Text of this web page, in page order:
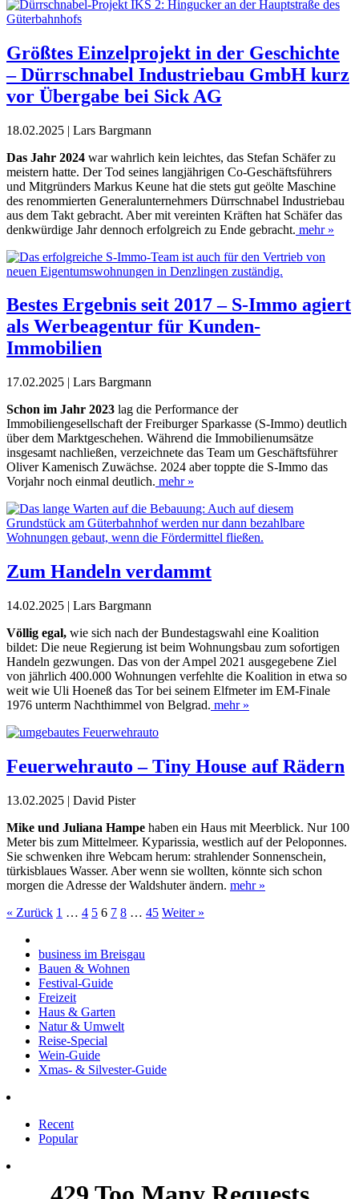
Größtes Einzelprojekt in der Geschichte
– Dürrschnabel Industriebau GmbH kurz
vor Übergabe bei Sick AG
18.02.2025 | Lars Bargmann
Das Jahr 2024 war wahrlich kein leichtes, das Stefan Schäfer zu
meistern hatte. Der Tod seines langjährigen Co-Geschäftsführers
und Mitgründers Markus Keune hat die stets gut geölte Maschine
des renommierten Generalunternehmers Dürrschnabel Industriebau
aus dem Takt gebracht. Aber mit vereinten Kräften hat Schäfer das
denkwürdige Jahr dennoch erfolgreich zu Ende gebracht. mehr »
Bestes Ergebnis seit 2017 – S-Immo agiert
als Werbeagentur für Kunden-
Immobilien
17.02.2025 | Lars Bargmann
Schon im Jahr 2023 lag die Performance der
Immobiliengesellschaft der Freiburger Sparkasse (S-Immo) deutlich
über dem Marktgeschehen. Während die Immobilienumsätze
insgesamt nachließen, verzeichnete das Team um Geschäftsführer
Oliver Kamenisch Zuwächse. 2024 aber toppte die S-Immo das
Vorjahr noch einmal deutlich. mehr »
Zum Handeln verdammt
14.02.2025 | Lars Bargmann
Völlig egal, wie sich nach der Bundestagswahl eine Koalition
bildet: Die neue Regierung ist beim Wohnungsbau zum sofortigen
Handeln gezwungen. Das von der Ampel 2021 ausgegebene Ziel
von jährlich 400.000 Wohnungen verfehlte die Koalition in etwa so
weit wie Uli Hoeneß das Tor bei seinem Elfmeter im EM-Finale
1976 unterm Nachthimmel von Belgrad. mehr »
Feuerwehrauto – Tiny House auf Rädern
13.02.2025 | David Pister
Mike und Juliana Hampe haben ein Haus mit Meerblick. Nur 100
Meter bis zum Mittelmeer. Kyparissia, westlich auf der Peloponnes.
Sie schwenken ihre Webcam herum: strahlender Sonnenschein,
türkisblaues Wasser. Aber wenn sie wollten, könnte sich schon
morgen die Adresse der Waldshuter ändern. mehr »
« Zurück 1 … 4 5 6 7 8 … 45 Weiter »
business im Breisgau
Bauen & Wohnen
Festival-Guide
Freizeit
Haus & Garten
Natur & Umwelt
Reise-Special
Wein-Guide
Xmas- & Silvester-Guide
Recent
Popular